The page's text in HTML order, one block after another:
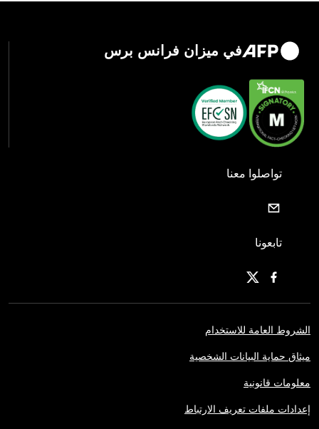
في ميزان فرانس برس
تواصلوا معنا
تابعونا
الشروط العامة للاستخدام
ميثاق حماية البيانات الشخصية
معلومات قانونية
إعدادات ملفات تعريف الارتباط